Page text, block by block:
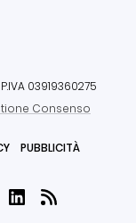
03919360275
Consenso
PUBBLICITÀ